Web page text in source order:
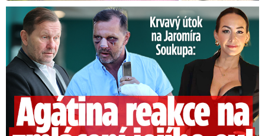
Útok na Jaromíra Soukupa: Reakce Agáty na zmlácení jejího ex